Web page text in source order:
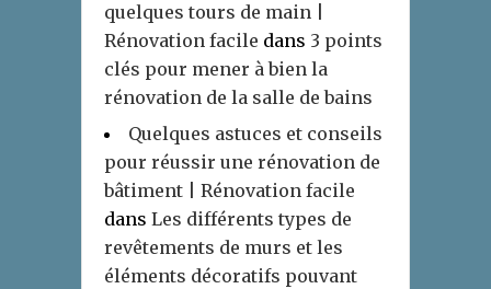
quelques tours de main |
Rénovation facile dans 3 points
clés pour mener à bien la
rénovation de la salle de bains
Quelques astuces et conseils
pour réussir une rénovation de
bâtiment | Rénovation facile
dans Les différents types de
revêtements de murs et les
éléments décoratifs pouvant